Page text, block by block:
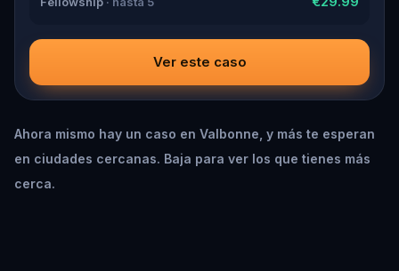
the trail will go cold. Love was the reason you came.
Ver este caso
Ahora mismo hay un caso en Valbonne, y más te esperan
en ciudades cercanas. Baja para ver los que tienes más
cerca.